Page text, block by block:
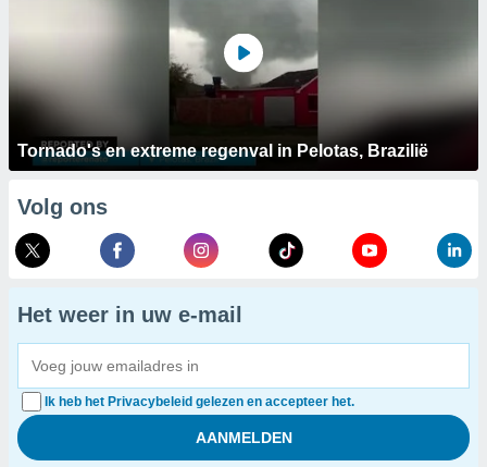
Tornado's en extreme regenval in Pelotas, Brazilië
Volg ons
Het weer in uw e-mail
Ik heb het Privacybeleid gelezen en accepteer het.